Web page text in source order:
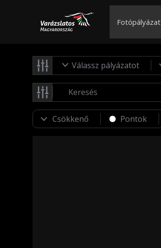
Fotópályázat
Válassz pályázatot
Pontok